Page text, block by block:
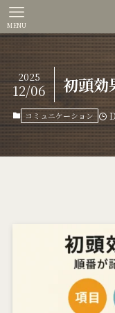
MENU
初頭効
2025
12/06
コミュニケーション